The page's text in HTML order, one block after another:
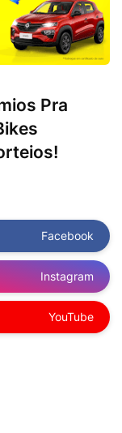
Pra
Facebook
Instagram
YouTube